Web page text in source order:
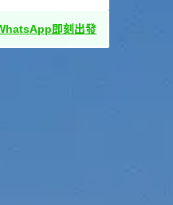
即刻出發